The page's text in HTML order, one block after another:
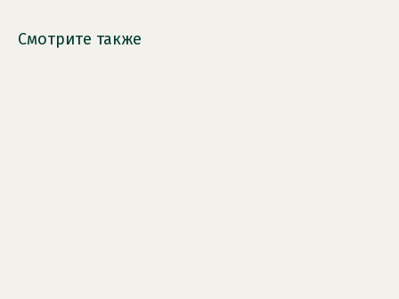
Смотрите также